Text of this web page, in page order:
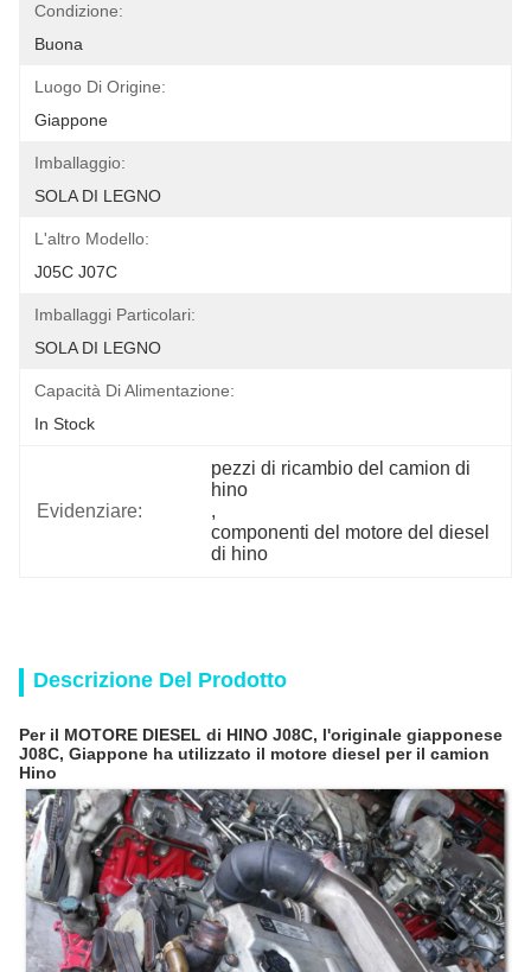
Condizione:
Buona
Luogo Di Origine:
Giappone
Imballaggio:
SOLA DI LEGNO
L'altro Modello:
J05C J07C
Imballaggi Particolari:
SOLA DI LEGNO
Capacità Di Alimentazione:
In Stock
Evidenziare:
pezzi di ricambio del camion di
hino
,
componenti del motore del diesel
di hino
Descrizione Del Prodotto
Per il MOTORE DIESEL di HINO J08C, l'originale giapponese
J08C, Giappone ha utilizzato il motore diesel per il camion
Hino